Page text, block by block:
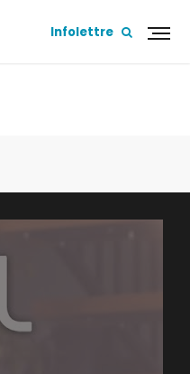
Infolettre